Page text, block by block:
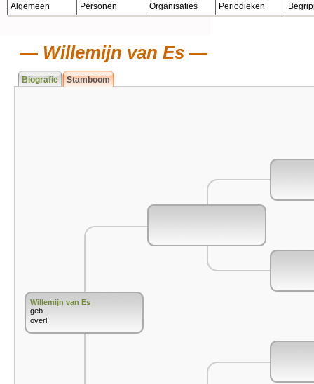
Algemeen Personen Organisaties Periodieken
Willemijn van Es
Biografie Stamboom
Willemijn van Es
geb.
overl.